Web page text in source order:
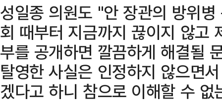
성일종 의원도 "안 장관의 방위
회 때부터 지금까지 끊이지 않고
부를 공개하면 깔끔하게 해결될
탈영한 사실은 인정하지 않으면
겠다고 하니 참으로 이해할 수